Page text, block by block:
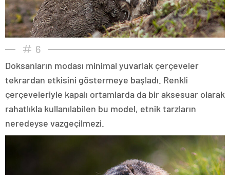
6
Doksanların modası minimal yuvarlak çerçeveler
tekrardan etkisini göstermeye başladı. Renkli
çerçeveleriyle kapalı ortamlarda da bir aksesuar olarak
rahatlıkla kullanılabilen bu model, etnik tarzların
neredeyse vazgeçilmezi.